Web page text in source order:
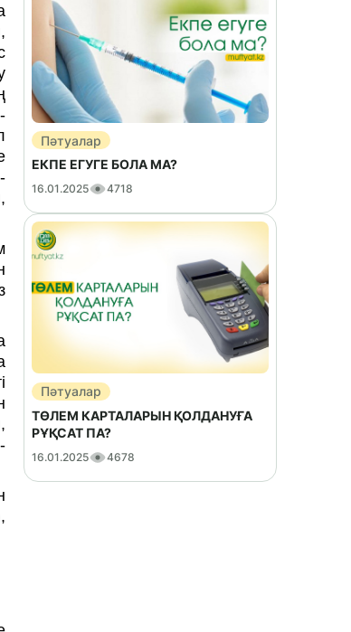
Пәтуалар
ЕКПЕ ЕГУГЕ БОЛА МА?
16.01.2025 4718
Пәтуалар
ТӨЛЕМ КАРТАЛАРЫН ҚОЛДАНУҒА
РҰҚСАТ ПА?
16.01.2025 4678